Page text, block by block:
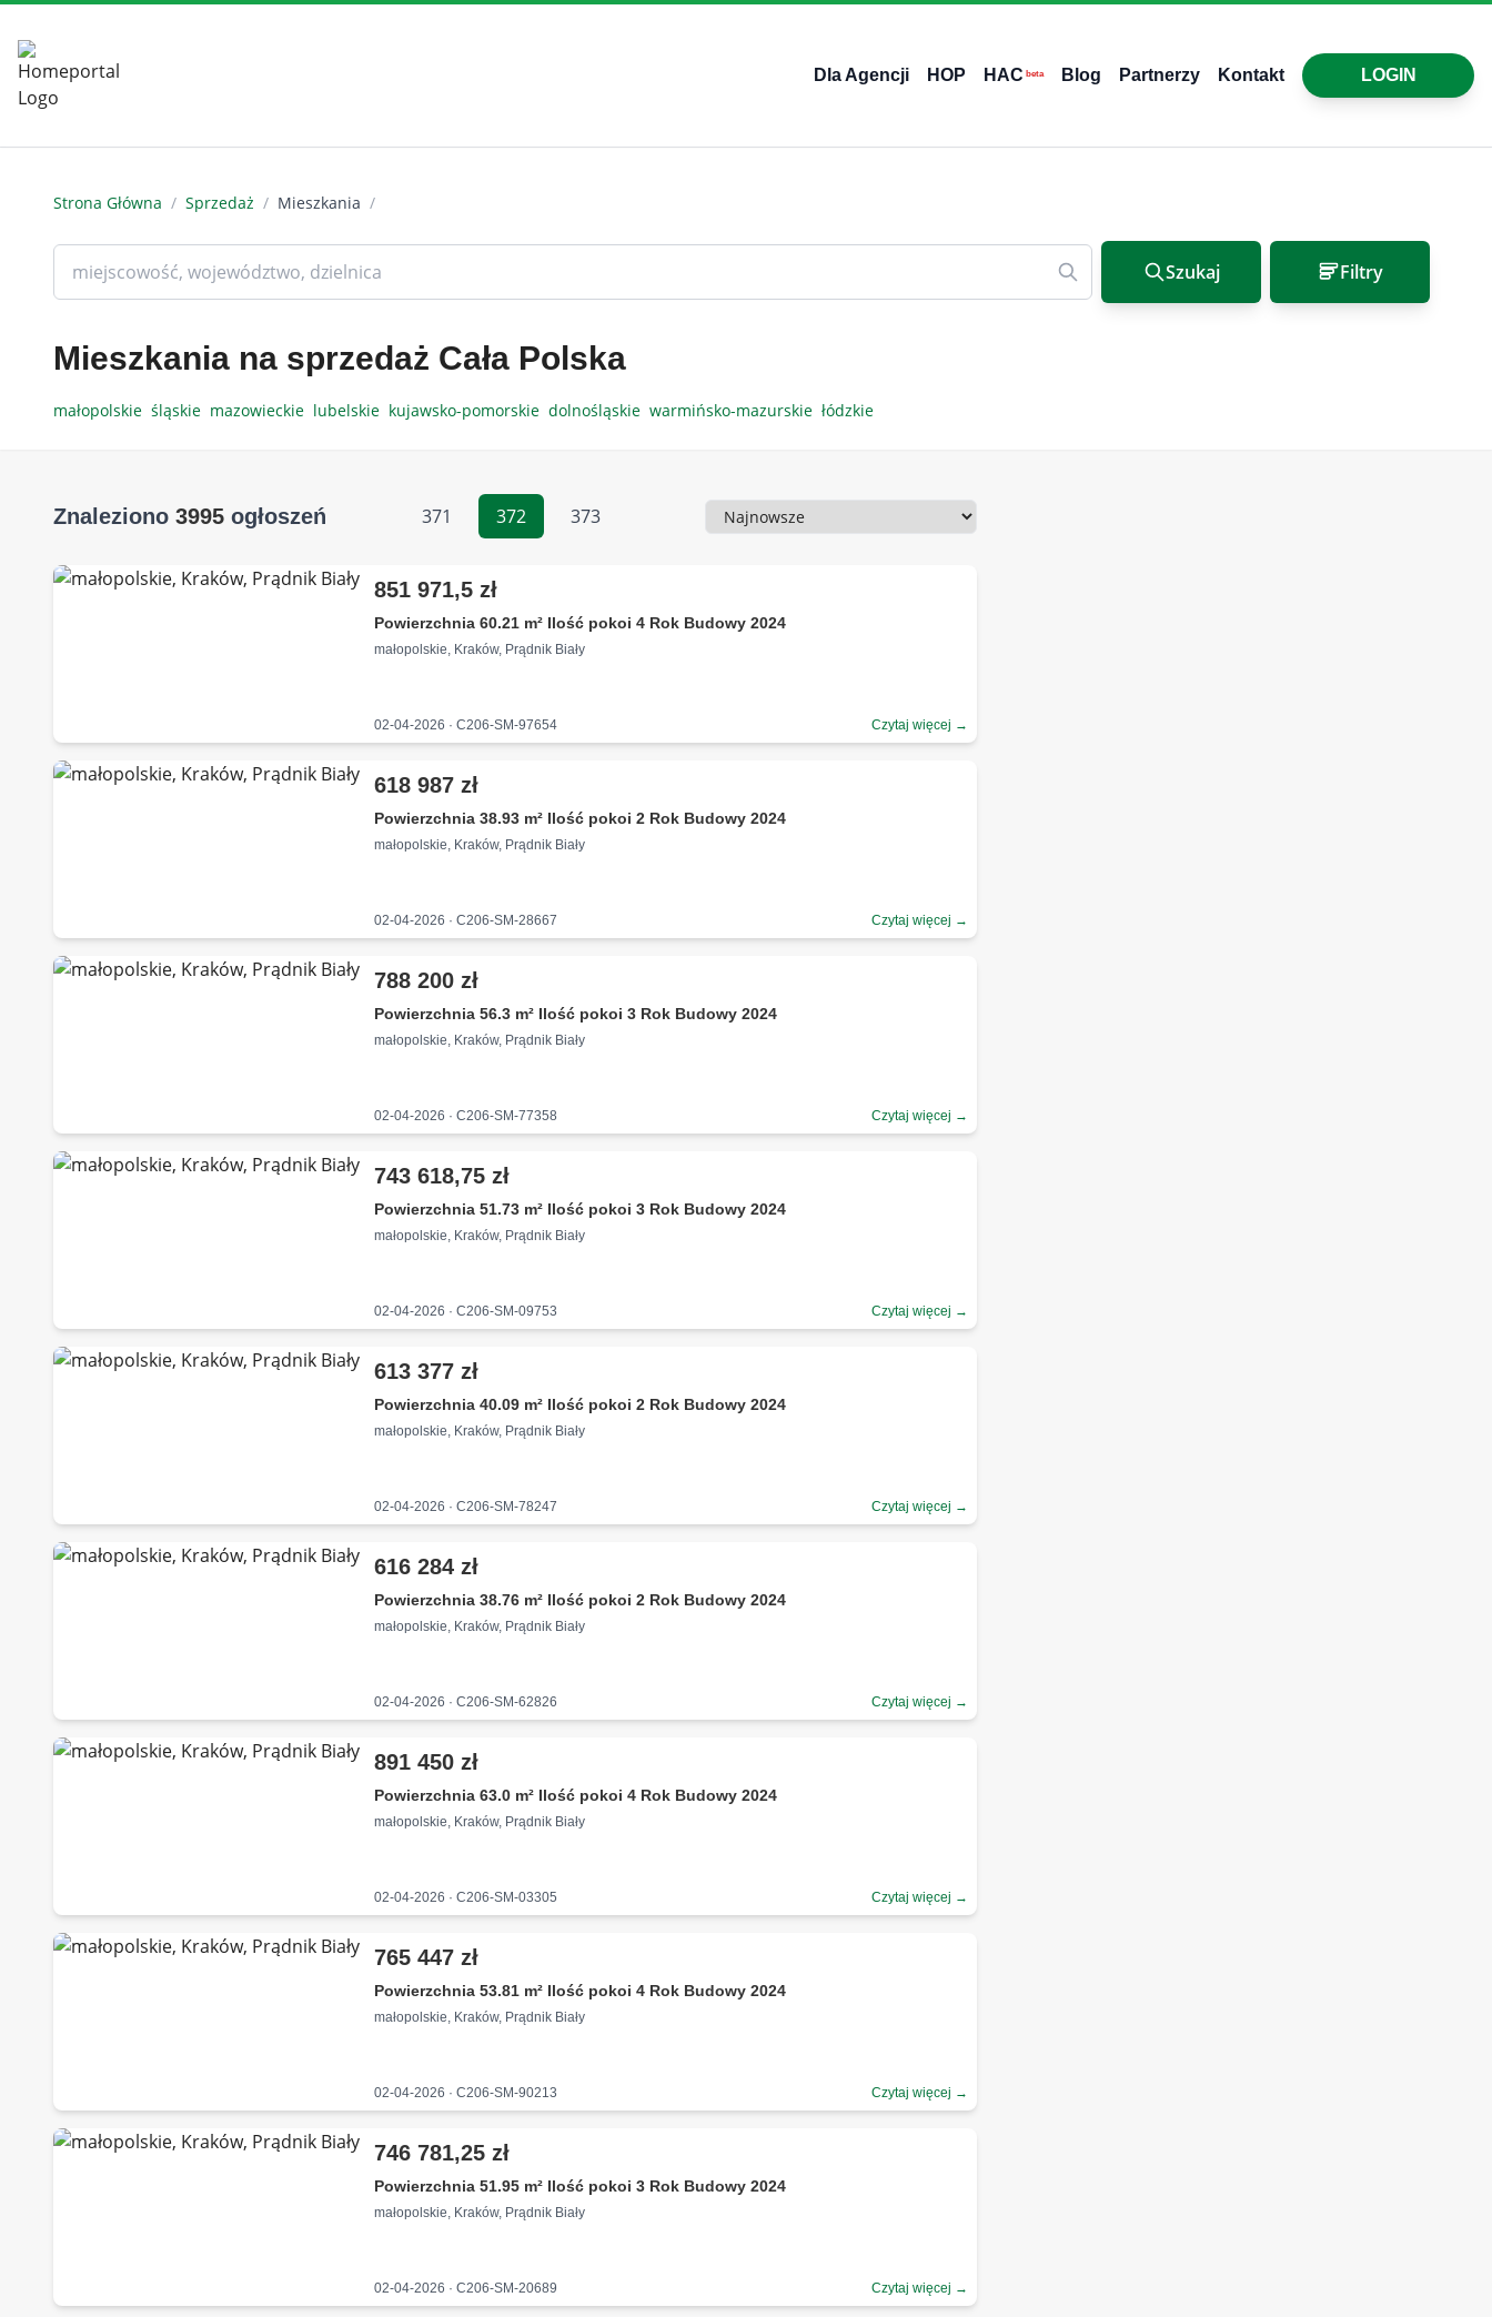
Dla Agencji HOP HAC beta Blog Partnerzy Kontakt LOGIN
Strona Główna / Sprzedaż / Mieszkania /
Szukaj Filtry
Mieszkania na sprzedaż Cała Polska
małopolskie śląskie mazowieckie lubelskie kujawsko-pomorskie dolnośląskie warmińsko-mazurskie łódzkie
Znaleziono 3995 ogłoszeń 371 372 373 Sortowanie
851 971,5 zł
Powierzchnia 60.21 m² Ilość pokoi 4 Rok Budowy 2024
małopolskie, Kraków, Prądnik Biały
02-04-2026 · C206-SM-97654 Czytaj więcej →
618 987 zł
Powierzchnia 38.93 m² Ilość pokoi 2 Rok Budowy 2024
małopolskie, Kraków, Prądnik Biały
02-04-2026 · C206-SM-28667 Czytaj więcej →
788 200 zł
Powierzchnia 56.3 m² Ilość pokoi 3 Rok Budowy 2024
małopolskie, Kraków, Prądnik Biały
02-04-2026 · C206-SM-77358 Czytaj więcej →
743 618,75 zł
Powierzchnia 51.73 m² Ilość pokoi 3 Rok Budowy 2024
małopolskie, Kraków, Prądnik Biały
02-04-2026 · C206-SM-09753 Czytaj więcej →
613 377 zł
Powierzchnia 40.09 m² Ilość pokoi 2 Rok Budowy 2024
małopolskie, Kraków, Prądnik Biały
02-04-2026 · C206-SM-78247 Czytaj więcej →
616 284 zł
Powierzchnia 38.76 m² Ilość pokoi 2 Rok Budowy 2024
małopolskie, Kraków, Prądnik Biały
02-04-2026 · C206-SM-62826 Czytaj więcej →
891 450 zł
Powierzchnia 63.0 m² Ilość pokoi 4 Rok Budowy 2024
małopolskie, Kraków, Prądnik Biały
02-04-2026 · C206-SM-03305 Czytaj więcej →
765 447 zł
Powierzchnia 53.81 m² Ilość pokoi 4 Rok Budowy 2024
małopolskie, Kraków, Prądnik Biały
02-04-2026 · C206-SM-90213 Czytaj więcej →
746 781,25 zł
Powierzchnia 51.95 m² Ilość pokoi 3 Rok Budowy 2024
małopolskie, Kraków, Prądnik Biały
02-04-2026 · C206-SM-20689 Czytaj więcej →